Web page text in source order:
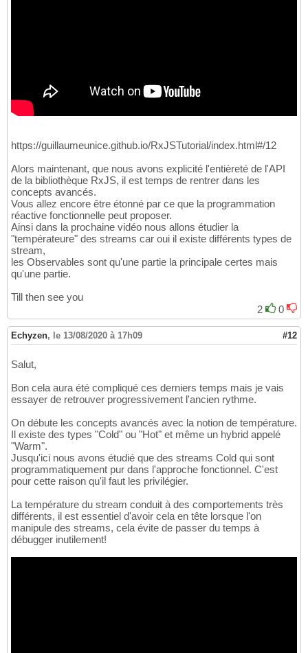
https://guillaumeunice.github.io/RxJSTutorial/index.html#/12
Alors maintenant, que nous avons explicité l'entièreté de l'API
de la bibliothèque RxJS, il est temps de rentrer dans les
concepts avancés.
Vous allez encore être étonné par ce que la programmation
réactive fonctionnelle peut proposer.
Ainsi dans la prochaine vidéo nous allons étudier la
"températeure" des streams car oui il existe différents types de
stream,
les Observables sont qu'une partie la principale certes mais
qu'une partie.
Till then see you
2
0
Echyzen, le 13/08/2020 à 17h09 #12
Salut,
Bon cela aura été compliqué ces derniers temps mais je vais
essayer de retrouver progressivement l'ancien rythme.
On débute les concepts avancés avec la notion de température.
Il existe des types "Cold" ou "Hot" et même un hybrid appelé
"Warm".
Jusqu'ici nous avons étudié que des streams Cold qui sont
programmatiquement pur dans l'approche fonctionnel. C'est
pour cette raison qu'il faut les privilégier.
La température du stream conduit à des comportements très
différents, il est essentiel d'avoir cela en tête lorsque l'on
manipule des streams, cela évite de passer du temps à
débugger inutilement!